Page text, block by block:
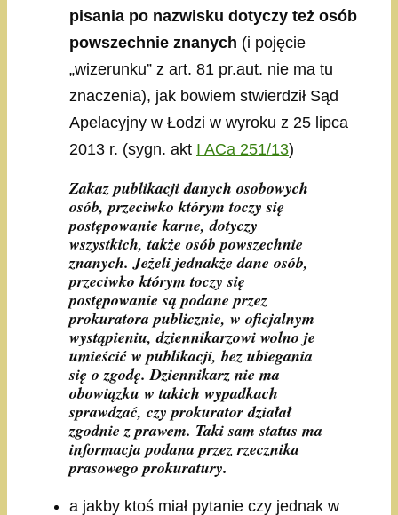
pisania po nazwisku dotyczy też osób
powszechnie znanych (i pojęcie
„wizerunku” z art. 81 pr.aut. nie ma tu
znaczenia), jak bowiem stwierdził Sąd
Apelacyjny w Łodzi w wyroku z 25 lipca
2013 r. (sygn. akt I ACa 251/13)
Zakaz publikacji danych osobowych
osób, przeciwko którym toczy się
postępowanie karne, dotyczy
wszystkich, także osób powszechnie
znanych. Jeżeli jednakże dane osób,
przeciwko którym toczy się
postępowanie są podane przez
prokuratora publicznie, w oficjalnym
wystąpieniu, dziennikarzowi wolno je
umieścić w publikacji, bez ubiegania
się o zgodę. Dziennikarz nie ma
obowiązku w takich wypadkach
sprawdzać, czy prokurator działał
zgodnie z prawem. Taki sam status ma
informacja podana przez rzecznika
prasowego prokuratury.
a jakby ktoś miał pytanie czy jednak w